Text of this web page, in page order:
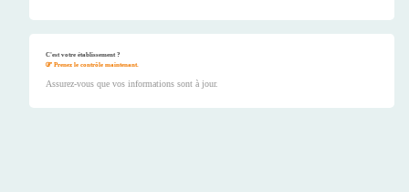
C'est votre établissement ?
Prenez le contrôle maintenant.
Assurez-vous que vos informations sont à jour.